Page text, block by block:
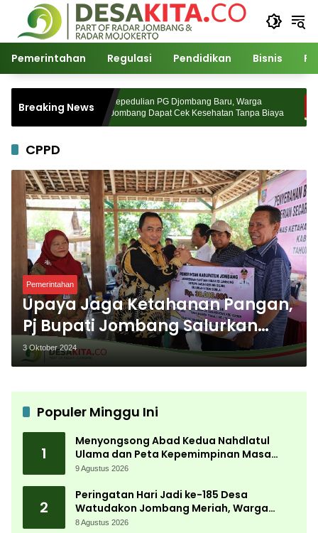
Langsung
konten
Pemerintahan Regulasi Pendidikan Bisnis
Breaking News
Ulama
Pasca
Kepedulian PG Djombang Baru, Warga
Jombang Dapat Cek Kesehatan Tanpa Biaya
CPPD
Pemerintahan
Upaya Jaga Ketahanan Pangan,
Pj Bupati Jombang Salurkan
Bantuan Beras CPPD di Desa
Sumberaji, Kabuh
3 Oktober 2024
Populer Minggu Ini
1
Menyongsong Abad Kedua Nahdlatul
Ulama dan Peta Kepemimpinan Masa
Depan Pasca Muktamar ke-35
9 Agustus 2026
2
Peringatan Hari Jadi ke-185 Desa
Watudakon Jombang Meriah, Warga
Tumpek Blek Padati Karnaval Budaya
8 Agustus 2026